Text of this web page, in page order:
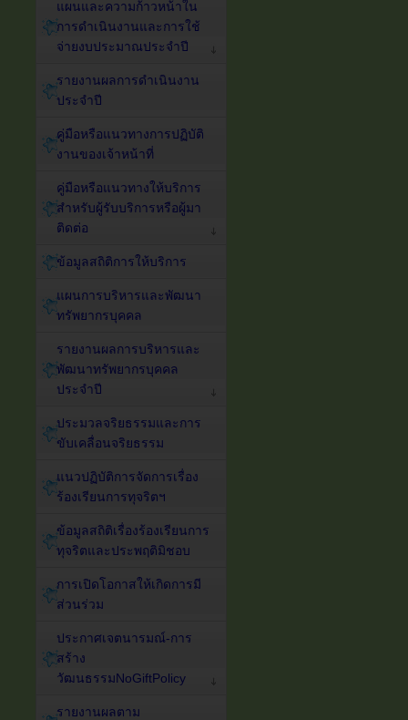
แผนและความก้าวหน้าใน
การดำเนินงานและการใช้
จ่ายงบประมาณประจำปี
รายงานผลการดำเนินงาน
ประจำปี
คู่มือหรือแนวทางการปฏิบัติ
งานของเจ้าหน้าที่
คู่มือหรือแนวทางให้บริการ
สำหรับผู้รับบริการหรือผู้มา
ติดต่อ
ข้อมูลสถิติการให้บริการ
แผนการบริหารและพัฒนา
ทรัพยากรบุคคล
รายงานผลการบริหารและ
พัฒนาทรัพยากรบุคคล
ประจำปี
ประมวลจริยธรรมและการ
ขับเคลื่อนจริยธรรม
แนวปฏิบัติการจัดการเรื่อง
ร้องเรียนการทุจริตฯ
ข้อมูลสถิติเรื่องร้องเรียนการ
ทุจริตและประพฤติมิชอบ
การเปิดโอกาสให้เกิดการมี
ส่วนร่วม
ประกาศเจตนารมณ์-การ
สร้าง
วัฒนธรรมNoGiftPolicy
รายงานผลตาม